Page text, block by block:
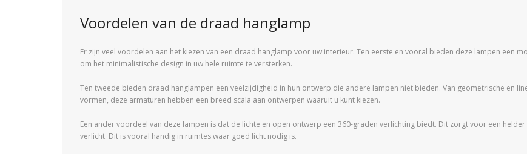
Voordelen van de draad hanglamp
Er zijn veel voordelen aan het kiezen van een draad hanglamp voor uw interieur. Ten eerste en vooral bieden deze lampen een
om het minimalistische design in uw hele ruimte te versterken.
Ten tweede bieden draad hanglampen een veelzijdigheid in hun ontwerp die andere lampen niet bieden. Van geometrische en
vormen, deze armaturen hebben een breed scala aan ontwerpen waaruit u kunt kiezen.
Een ander voordeel van deze lampen is dat de lichte en open ontwerp een 360-graden verlichting biedt. Dit zorgt voor een
verlicht. Dit is vooral handig in ruimtes waar goed licht nodig is.